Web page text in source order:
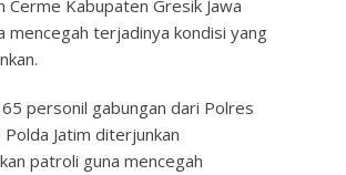
Cerme Kabupaten Gresik Jawa
mencegah terjadinya kondisi yang
65 personil gabungan dari Polres
Jatim diterjunkan
patroli guna mencegah